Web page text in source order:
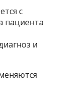
с
пациента
и